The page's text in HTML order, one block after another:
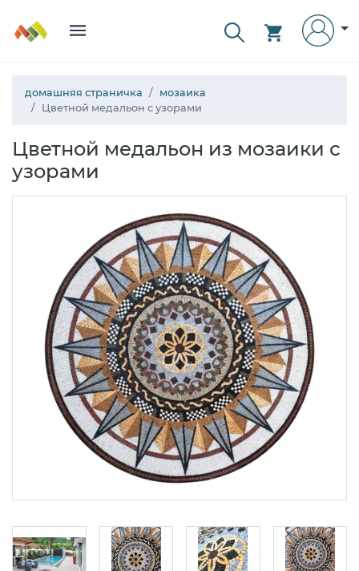
домашняя страничка
мозаика
Цветной медальон с узорами
Цветной медальон из мозаики с
узорами